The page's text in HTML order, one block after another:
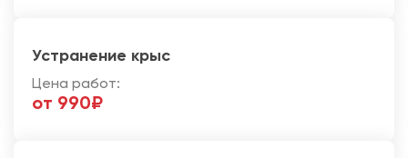
Устранение крыс
Цена работ:
от 990₽